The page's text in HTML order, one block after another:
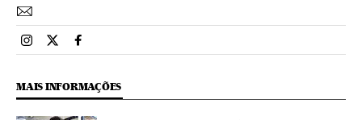
Esportes El País Brasil en Instagram
Esportes El País Brasil en Twitter
Esportes El País Brasil en Facebook
MAIS INFORMAÇÕES